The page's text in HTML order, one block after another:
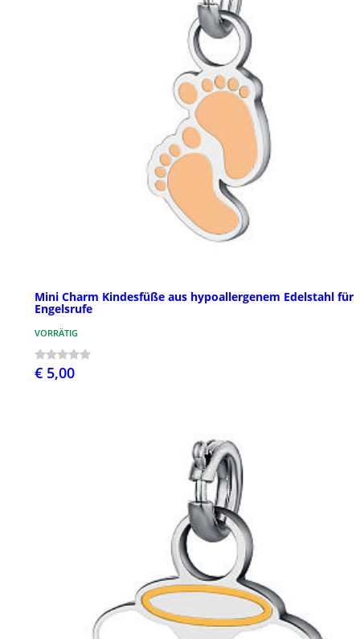
Mini Charm Kindesfüße aus hypoallergenem Edelstahl für
Engelsrufe
VORRÄTIG
€ 5,00